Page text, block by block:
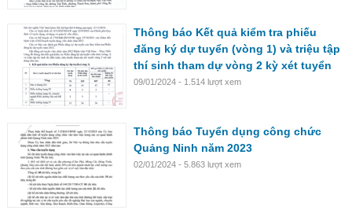
Thông báo Kết quả kiểm tra phiếu
đăng ký dự tuyển (vòng 1) và triệu tập
thí sinh tham dự vòng 2 kỳ xét tuyển
viên chức năm 2023
09/01/2024 - 1.514 lượt xem
Thông báo Tuyển dụng công chức
Quảng Ninh năm 2023
02/01/2024 - 5.863 lượt xem